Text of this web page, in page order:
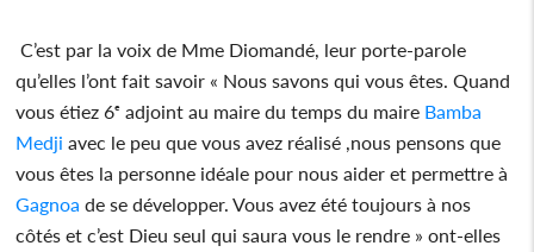
C’est par la voix de Mme Diomandé, leur porte-parole
qu’elles l’ont fait savoir « Nous savons qui vous êtes. Quand
vous étiez 6ᵉ adjoint au maire du temps du maire Bamba
Medji avec le peu que vous avez réalisé ,nous pensons que
vous êtes la personne idéale pour nous aider et permettre à
Gagnoa de se développer. Vous avez été toujours à nos
côtés et c’est Dieu seul qui saura vous le rendre » ont-elles